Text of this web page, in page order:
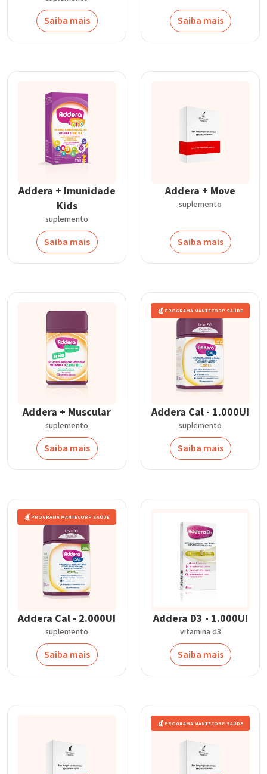
Saiba mais Saiba mais
Addera + Imunidade
Kids
suplemento
Saiba mais
Addera + Move
suplemento
Saiba mais
Addera + Muscular
suplemento
Saiba mais
PROGRAMA MANTECORP SAÚDE
Addera Cal - 1.000UI
suplemento
Saiba mais
PROGRAMA MANTECORP SAÚDE
Addera Cal - 2.000UI
suplemento
Saiba mais
Addera D3 - 1.000UI
vitamina d3
Saiba mais
PROGRAMA MANTECORP SAÚDE